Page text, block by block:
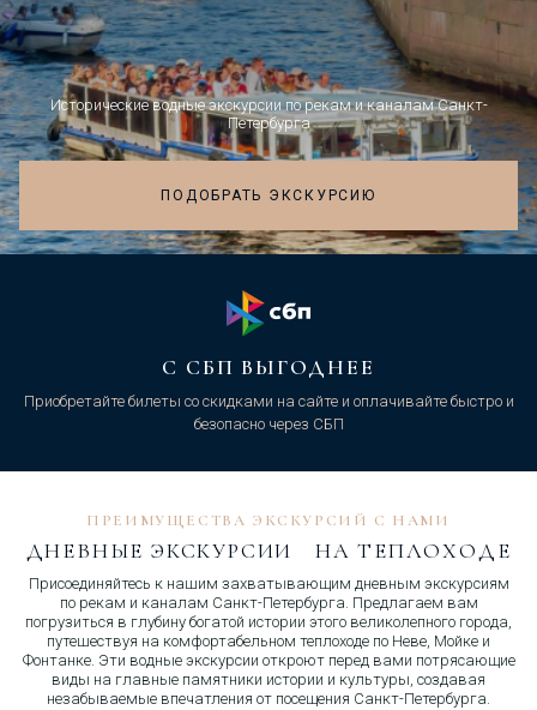
Исторические водные экскурсии по рекам и каналам Санкт-
Петербурга
ПОДОБРАТЬ ЭКСКУРСИЮ
С СБП ВЫГОДНЕЕ
Приобретайте билеты со скидками на сайте и оплачивайте быстро и
безопасно через СБП
ПРЕИМУЩЕСТВА ЭКСКУРСИЙ С НАМИ
ДНЕВНЫЕ ЭКСКУРСИИ НА ТЕПЛОХОДЕ
Присоединяйтесь к нашим захватывающим дневным экскурсиям
по рекам и каналам Санкт-Петербурга. Предлагаем вам
погрузиться в глубину богатой истории этого великолепного города,
путешествуя на комфортабельном теплоходе по Неве, Мойке и
Фонтанке. Эти водные экскурсии откроют перед вами потрясающие
виды на главные памятники истории и культуры, создавая
незабываемые впечатления от посещения Санкт-Петербурга.